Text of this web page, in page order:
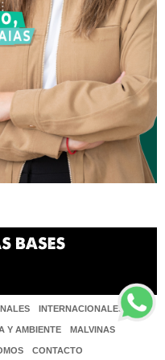
INTERNACIONALES
Y AMBIENTE MALVINAS
CONTACTO